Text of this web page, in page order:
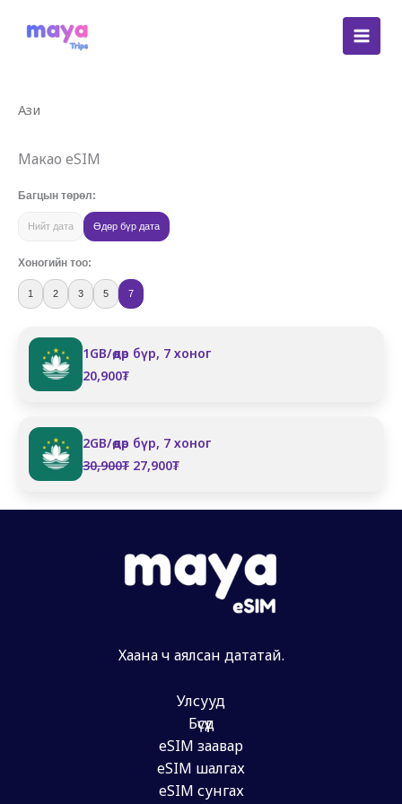
Ази
Макао eSIM
Багцын төрөл:
Нийт дата Өдөр бүр дата
Хоногийн тоо:
1 2 3 5 7
1GB/өдөр бүр, 7 хоног
20,900₮
2GB/өдөр бүр, 7 хоног
30,900₮ Original
was:
27,900₮Current
is:
Хаана ч аялсан дататай.
Улсууд
Бүсүүд
eSIM заавар
eSIM шалгах
eSIM сунгах